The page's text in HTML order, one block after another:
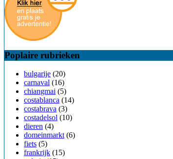
Poplaire rubrieken
bulgarije (20)
carnaval (16)
chiangmai (5)
costablanca (14)
costabrava (3)
costadelsol (10)
dieren (4)
domeinmarkt (6)
fiets (5)
frankrijk (15)